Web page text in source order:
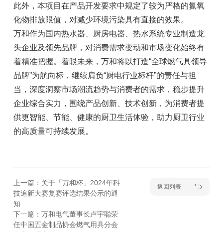
此外，本项目在产品开发要求中规定了较为严格的氮氧
化物排放限值，对减少环境污染具有直接的效果。
万和作为国内热水器、厨房电器、热水系统专业制造龙
头企业及领先品牌，对消费需求变动和市场变化始终有
着精准把握。着眼未来，万和将以打造“全球燃气具领导
品牌”为航向标，继续肩负“厨电行业标杆”的责任与担
当，深度洞察市场潮流趋势与消费者的需求，稳步提升
企业综合实力，围绕产品创新、技术创新，为消费者提
供更智能、节能、健康的厨卫生活体验，助力厨卫行业
的高质量可持续发展。
上一篇：关于「万和杯」2024年科
技追新大赛复赛评选结果公示的通
知
下一篇：万和电气董事长卢宇聪荣
任中国五金制品协会燃气用具分会
返回列表